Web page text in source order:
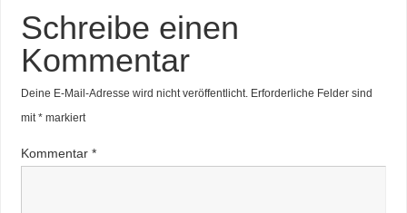
Schreibe einen
Kommentar
Deine E-Mail-Adresse wird nicht veröffentlicht. Erforderliche Felder sind
mit*markiert
Kommentar *